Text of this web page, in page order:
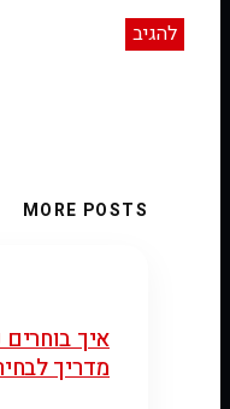
MORE POSTS
איך
מדריך